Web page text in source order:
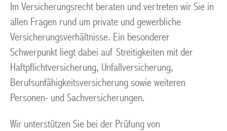
Im Versicherungsrecht beraten und vertreten wir Sie in
allen Fragen rund um private und gewerbliche
Versicherungsverhältnisse. Ein besonderer
Schwerpunkt liegt dabei auf Streitigkeiten mit der
Haftpflichtversicherung, Unfallversicherung,
Berufsunfähigkeitsversicherung sowie weiteren
Personen- und Sachversicherungen.
Wir unterstützen Sie bei der Prüfung von